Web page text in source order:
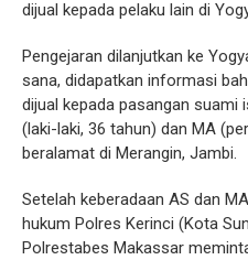
dijual kepada pelaku lain di
Pengejaran dilanjutkan ke
sana, didapatkan informasi
dijual kepada pasangan suami
(laki-laki, 36 tahun) dan MA
beralamat di Merangin, Jambi.
Setelah keberadaan AS dan
hukum Polres Kerinci (Kota
Polrestabes Makassar